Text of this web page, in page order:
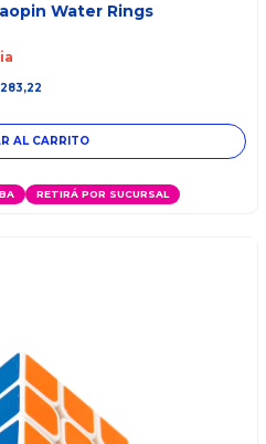
Water Rings
RETIRÁ POR SUCURSAL